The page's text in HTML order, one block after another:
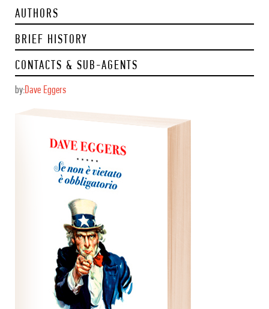
AUTHORS
BRIEF HISTORY
CONTACTS & SUB-AGENTS
by:Dave Eggers